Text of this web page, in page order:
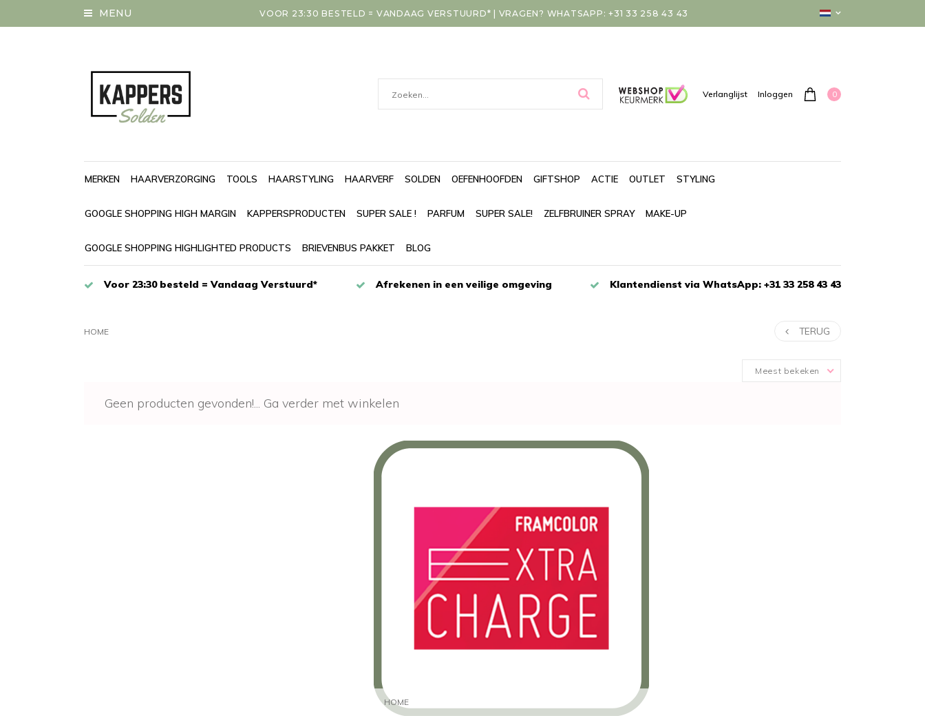
MENU VOOR 23:30 BESTELD = VANDAAG VERSTUURD* | VRAGEN? WHATSAPP: +31 33 258 43 43
Verlanglijst Inloggen 0
MERKEN HAARVERZORGING TOOLS HAARSTYLING HAARVERF SOLDEN OEFENHOOFDEN GIFTSHOP ACTIE OUTLET STYLING
GOOGLE SHOPPING HIGH MARGIN KAPPERSPRODUCTEN SUPER SALE ! PARFUM SUPER SALE! ZELFBRUINER SPRAY MAKE-UP
GOOGLE SHOPPING HIGHLIGHTED PRODUCTS BRIEVENBUS PAKKET BLOG
Voor 23:30 besteld = Vandaag Verstuurd* Afrekenen in een veilige omgeving Klantendienst via WhatsApp: +31 33 258 43 43
HOME TERUG
Meest bekeken
Geen producten gevonden!... Ga verder met winkelen
HOME